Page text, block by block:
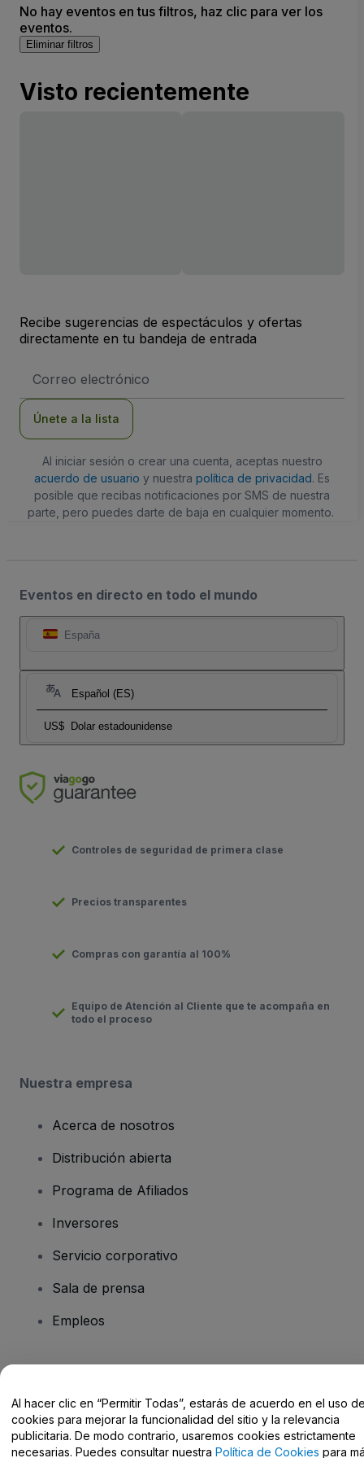
No hay eventos en tus filtros, haz clic para ver los
eventos.
Eliminar filtros
Visto recientemente
Recibe sugerencias de espectáculos y ofertas
directamente en tu bandeja de entrada
de
Únete a la lista
Al iniciar sesión o crear una cuenta, aceptas nuestro
acuerdo de usuario y nuestra política de privacidad. Es
posible que recibas notificaciones por SMS de nuestra
parte, pero puedes darte de baja en cualquier momento.
Eventos en directo en todo el mundo
España
Español (ES)
US$ Dolar estadounidense
Controles de seguridad de primera clase
Precios transparentes
Compras con garantía al 100%
Equipo de Atención al Cliente que te acompaña en
todo el proceso
Nuestra empresa
Acerca de nosotros
Distribución abierta
Programa de Afiliados
Inversores
Servicio corporativo
Sala de prensa
Empleos
Centro de Ayuda / Contacto
Al hacer clic en “Permitir Todas”, estarás de acuerdo en el uso
cookies para mejorar la funcionalidad del sitio y la relevancia
publicitaria. De modo contrario, usaremos cookies estrictamente
necesarias. Puedes consultar nuestra Política de Cookies para